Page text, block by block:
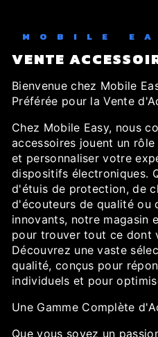
MOBILE
VENTE
Bienvenue chez Mobile
Préférée pour la Vente
Chez Mobile Easy, nous
accessoires jouent un
et personnaliser votre
dispositifs électroniques.
d'étuis de protection, de
d'écouteurs de qualité ou
innovants, notre magasin
pour trouver tout ce dont
Découvrez une vaste
qualité, conçus pour
individuels et pour
Une Gamme Complète
Que vous soyez un